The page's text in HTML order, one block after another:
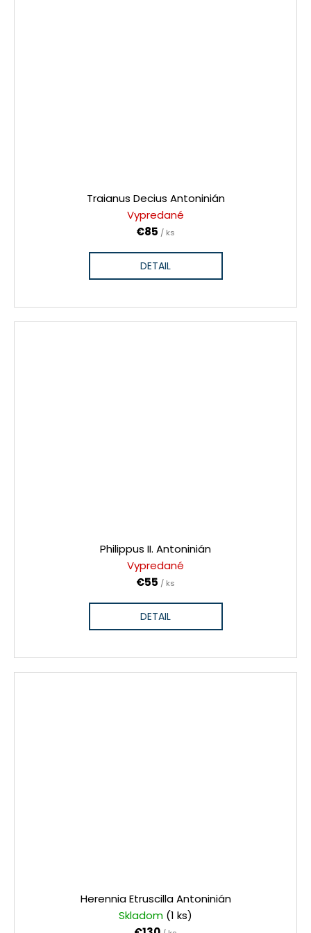
Traianus Decius Antoninián
Vypredané
€85 / ks
DETAIL
Philippus II. Antoninián
Vypredané
€55 / ks
DETAIL
Herennia Etruscilla Antoninián
Skladom (1 ks)